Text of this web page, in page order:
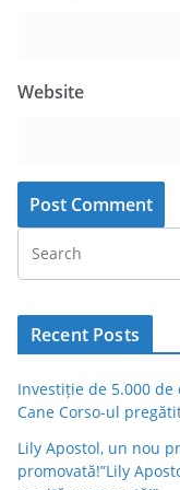
Website
Recent Posts
Investiție de 5.000
Cane Corso-ul
Lily Apostol, un nou
promovată!”Lily